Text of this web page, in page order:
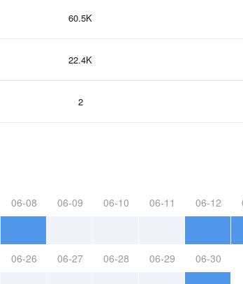
60.5K
22.4K
2
06-08 06-09 06-10 06-11 06-12
06-26 06-27 06-28 06-29 06-30